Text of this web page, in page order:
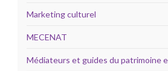
Marketing culturel
MECENAT
Médiateurs et guides du patrimoine